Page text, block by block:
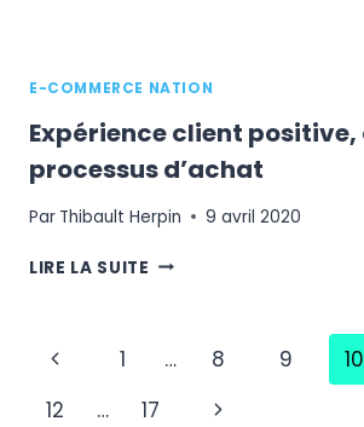
E-COMMERCE NATION
Expérience client
processus d’achat
Par Thibault Herpin 9 avril 2020
LIRE LA SUITE EXPÉRIENCE
LE
D’ACHAT
Navigation
de
Page
précédente
1 … 8 9 10
12
… 17
Page